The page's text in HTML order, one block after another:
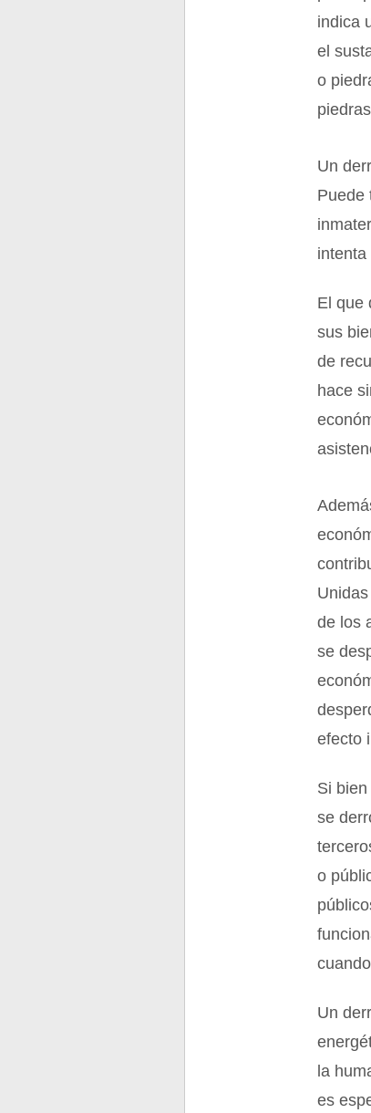
indica
el
o
Un
Puede
El que
sus
de
hace
de los
se
efecto
Si
se
o
Un
la
es